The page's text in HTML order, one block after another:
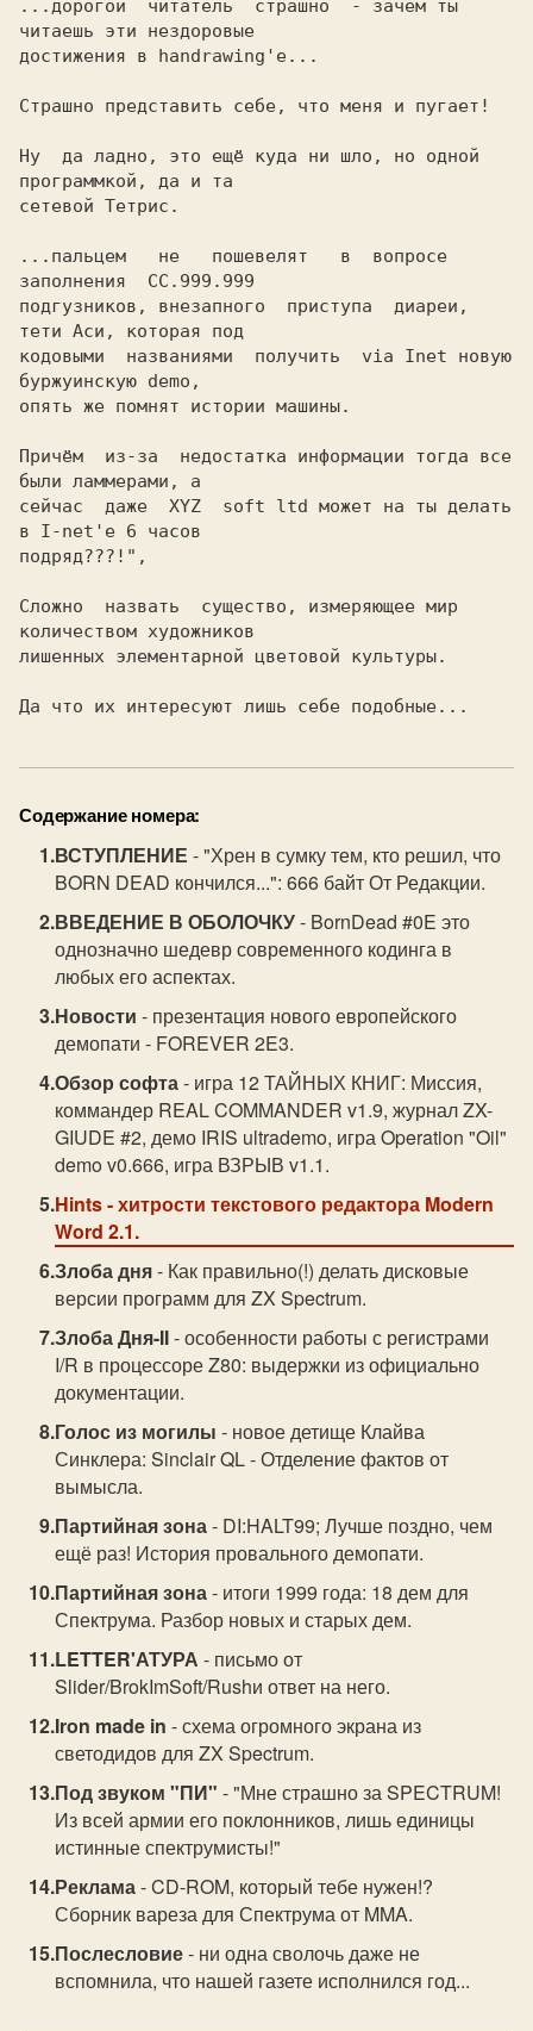
...дорогой  читатель  страшно  - зачем ты
читаешь эти нездоровые
достижения в handrawing'е...
Страшно представить себе, что меня и пугает!
Ну  да ладно, это ещё куда ни шло, но одной
программкой, да и та
сетевой Тетрис.
...пальцем   не   пошевелят   в  вопросе
заполнения  CC.999.999
подгузников, внезапного  приступа  диареи,
тети Аси, которая под
кодовыми  названиями  получить  via Inet новую
буржуинскую demo,
опять же помнят истории машины.
Причём  из-за  недостатка информации тогда все
были ламмерами, а
сейчас  даже  XYZ  soft ltd может на ты делать
в I-net'е 6 часов
подряд???!",
Сложно  назвать  существо, измеряющее мир
количеством художников
лишенных элементарной цветовой культуры.
Содержание номера:
ВСТУПЛЕНИЕ - "Хрен в сумку тем, кто решил, что
BORN DEAD кончился...": 666 байт От Редакции.
ВВЕДЕНИЕ В ОБОЛОЧКУ- BornDead #0E это
однозначно шедевр современного кодинга в
любых его аспектах.
Новости - презентация нового европейского
демопати - FOREVER 2E3.
Обзор софта- игра 12 ТАЙНЫХ КНИГ: Миссия,
коммандер REAL COMMANDER v1.9, журнал ZX-
GIUDE #2, демо IRIS ultrademo, игра Operation "Oil"
demo v0.666, игра ВЗРЫВ v1.1.
Hints- хитрости текстового редактора Modern
Word 2.1.
Злоба дня- Как правильно(!) делать дисковые
версии программ для ZX Spectrum.
Злоба Дня-II- особенности работы с регистрами
I/R в процессоре Z80: выдержки из официально
документации.
Голос из могилы - новое детище Клайва
Синклера: Sinclair QL - Отделение фактов от
вымысла.
Партийная зона- DI:HALT99; Лучше поздно, чем
ещё раз! История провального демопати.
Партийная зона- итоги 1999 года: 18 дем для
Спектрума. Разбор новых и старых дем.
LETTER'АТУРА - письмо от
Slider/BrokImSoft/Rushи ответ на него.
Iron made in - схема огромного экрана из
светодидов для ZX Spectrum.
Под звуком "ПИ" - "Мне страшно за SPECTRUM!
Из всей армии его поклонников, лишь единицы
истинные спектрумисты!"
Реклама- CD-ROM, который тебе нужен!?
Сборник вареза для Спектрума от MMA.
Послесловие- ни одна сволочь даже не
вспомнила, что нашей газете исполнился год...